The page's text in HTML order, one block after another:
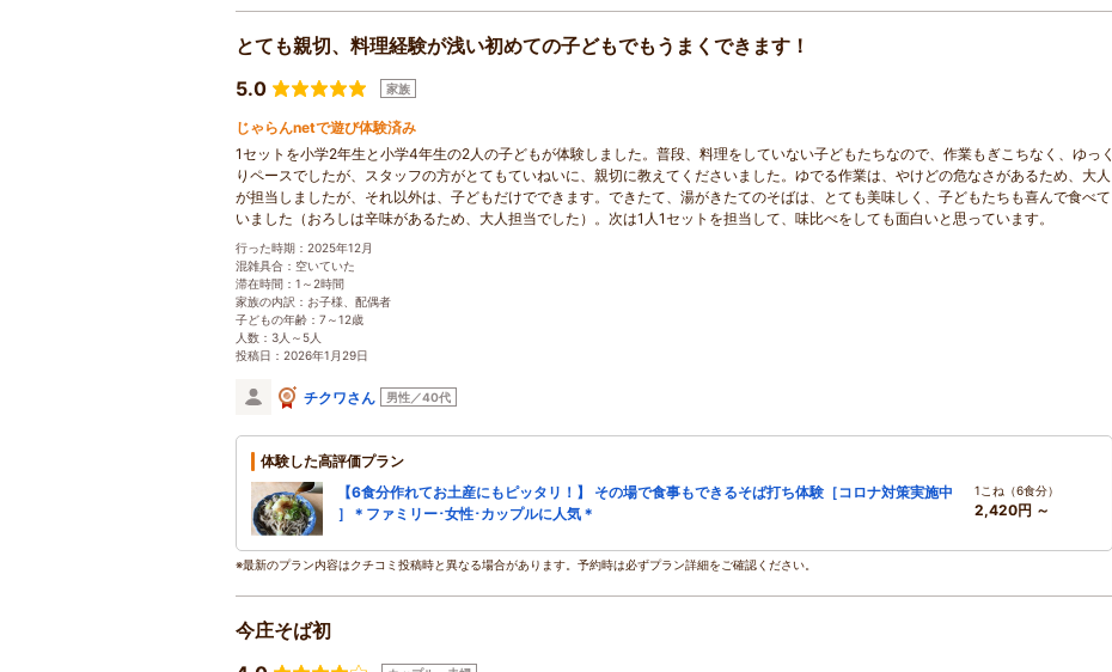
とても親切、料理経験が浅い初めての子どもでもうまくできます！
5.0
家族
じゃらんnetで遊び体験済み
1セットを小学2年生と小学4年生の2人の子どもが体験しました。普段、料理をしていない子どもたちなので、作業もぎこちなく、ゆっく
りペースでしたが、スタッフの方がとてもていねいに、親切に教えてくださいました。ゆでる作業は、やけどの危なさがあるため、大人
が担当しましたが、それ以外は、子どもだけでできます。できたて、湯がきたてのそばは、とても美味しく、子どもたちも喜んで食べて
いました（おろしは辛味があるため、大人担当でした）。次は1人1セットを担当して、味比べをしても面白いと思っています。
行った時期：2025年12月
混雑具合：空いていた
滞在時間：1～2時間
家族の内訳：お子様、配偶者
子どもの年齢：7～12歳
人数：3人～5人
投稿日：2026年1月29日
チクワさん 男性／40代
体験した高評価プラン
【6食分作れてお土産にもピッタリ！】 その場で食事もできるそば打ち体験［コロナ対策実施中
］＊ファミリー･女性･カップルに人気＊
1こね（6食分）
2,420円 ～
※最新のプラン内容はクチコミ投稿時と異なる場合があります。予約時は必ずプラン詳細をご確認ください。
今庄そば初